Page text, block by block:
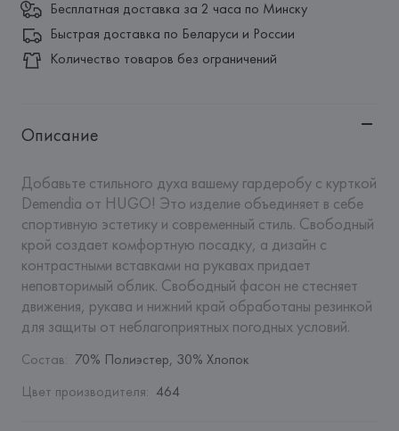
Бесплатная доставка за 2 часа по Минску
Быстрая доставка по Беларуси и России
Количество товаров без ограничений
Описание
Добавьте стильного духа вашему гардеробу с курткой
Demendia от HUGO! Это изделие объединяет в себе
спортивную эстетику и современный стиль. Свободный
крой создает комфортную посадку, а дизайн с
контрастными вставками на рукавах придает
неповторимый облик. Свободный фасон не стесняет
движения, рукава и нижний край обработаны резинкой
для защиты от неблагоприятных погодных условий.
Состав: 70% Полиэстер, 30% Хлопок
Цвет производителя: 464